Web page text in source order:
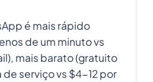
é mais rápido
de um minuto vs
mais barato (gratuito
serviço vs $4-12 por